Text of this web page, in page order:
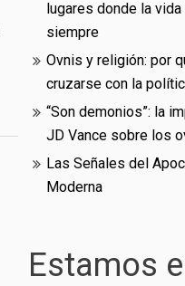
lugares donde la
siempre
Ovnis y religión: por
cruzarse con la
“Son demonios”: la
JD Vance sobre los
Las Señales del
Moderna
Estamos